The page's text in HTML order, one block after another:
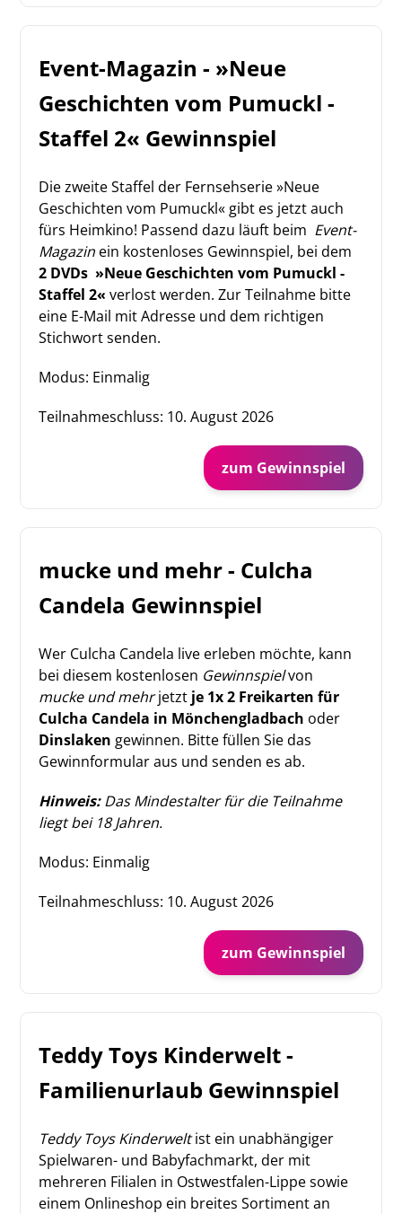
Event-Magazin - »Neue
Geschichten vom Pumuckl -
Staffel 2« Gewinnspiel
Die zweite Staffel der Fernsehserie »Neue
Geschichten vom Pumuckl« gibt es jetzt auch
fürs Heimkino! Passend dazu läuft beim Event-
Magazin ein kostenloses Gewinnspiel, bei dem
2 DVDs »Neue Geschichten vom Pumuckl -
Staffel 2« verlost werden. Zur Teilnahme bitte
eine E-Mail mit Adresse und dem richtigen
Stichwort senden.
Modus: Einmalig
Teilnahmeschluss: 10. August 2026
zum Gewinnspiel
mucke und mehr - Culcha
Candela Gewinnspiel
Wer Culcha Candela live erleben möchte, kann
bei diesem kostenlosen Gewinnspielvon
mucke und mehrjetzt je 1x 2 Freikarten für
Culcha Candela in Mönchengladbach oder
Dinslaken gewinnen. Bitte füllen Sie das
Gewinnformular aus und senden es ab.
Hinweis:Das Mindestalter für die Teilnahme
liegt bei 18 Jahren.
Modus: Einmalig
Teilnahmeschluss: 10. August 2026
zum Gewinnspiel
Teddy Toys Kinderwelt -
Familienurlaub Gewinnspiel
Teddy Toys Kinderweltist ein unabhängiger
Spielwaren- und Babyfachmarkt, der mit
mehreren Filialen in Ostwestfalen-Lippe sowie
einem Onlineshop ein breites Sortiment an